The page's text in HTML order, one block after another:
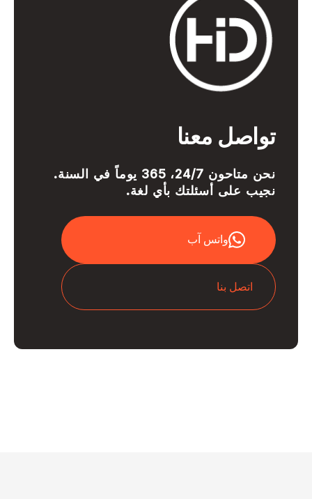
تواصل معنا
نحن متاحون 24/7، 365 يوماً في السنة.
نجيب على أسئلتك بأي لغة.
واتس آب
اتصل بنا